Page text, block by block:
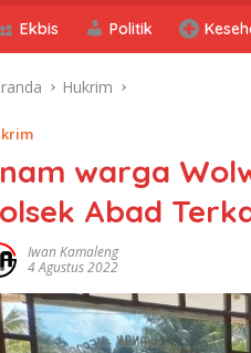
m
e
Ekbis Politik
Hukrim
warga
Abad
Iwan Kamaleng
4 Agustus 2022